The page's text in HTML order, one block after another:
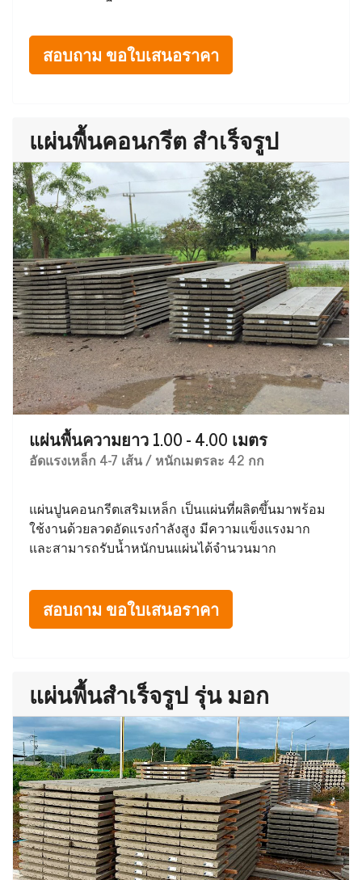
สอบถาม ขอใบเสนอราคา
แผ่นพื้นคอนกรีต สำเร็จรูป
แผ่นพื้นความยาว 1.00 - 4.00 เมตร
อัดแรงเหล็ก 4-7 เส้น / หนักเมตรละ 42 กก
แผ่นปูนคอนกรีตเสริมเหล็ก เป็นแผ่นที่ผลิตขึ้นมาพร้อม
ใช้งานด้วยลวดอัดแรงกำลังสูง มีความแข็งแรงมาก
และสามารถรับน้ำหนักบนแผ่นได้จำนวนมาก
สอบถาม ขอใบเสนอราคา
แผ่นพื้นสำเร็จรูป รุ่น มอก